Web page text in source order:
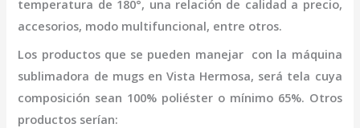
temperatura de 180°, una relación de calidad a precio,
accesorios, modo multifuncional, entre otros.
Los productos que se pueden manejar con la máquina
sublimadora de mugs en Vista Hermosa, será tela cuya
composición sean 100% poliéster o mínimo 65%. Otros
productos serían: